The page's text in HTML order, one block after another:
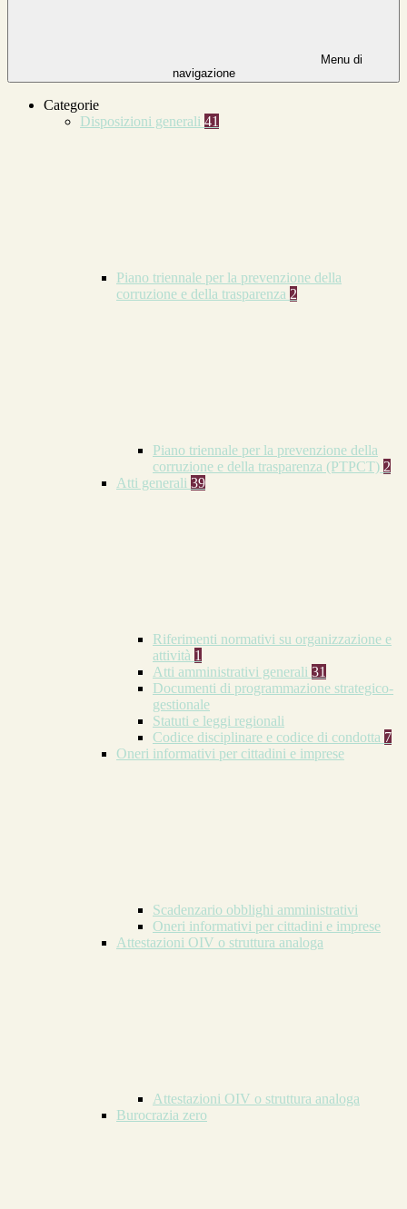
Menu di
navigazione
Categorie
Disposizioni generali 41
Piano triennale per la prevenzione della
corruzione e della trasparenza 2
Piano triennale per la prevenzione della
corruzione e della trasparenza (PTPCT) 2
Atti generali 39
Riferimenti normativi su organizzazione e
attività 1
Atti amministrativi generali 31
Documenti di programmazione strategico-
gestionale
Statuti e leggi regionali
Codice disciplinare e codice di condotta 7
Oneri informativi per cittadini e imprese
Scadenzario obblighi amministrativi
Oneri informativi per cittadini e imprese
Attestazioni OIV o struttura analoga
Attestazioni OIV o struttura analoga
Burocrazia zero